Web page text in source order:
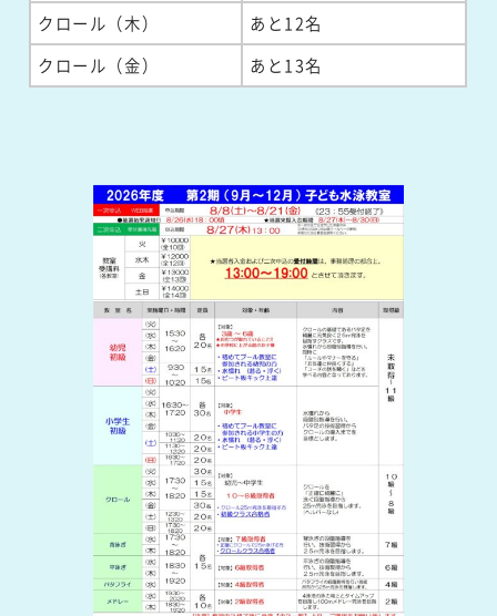
クロール（木）
あと12名
クロール（金）
あと13名